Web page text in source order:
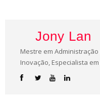
Jony Lan
Mestre em
Inovação, Especialista